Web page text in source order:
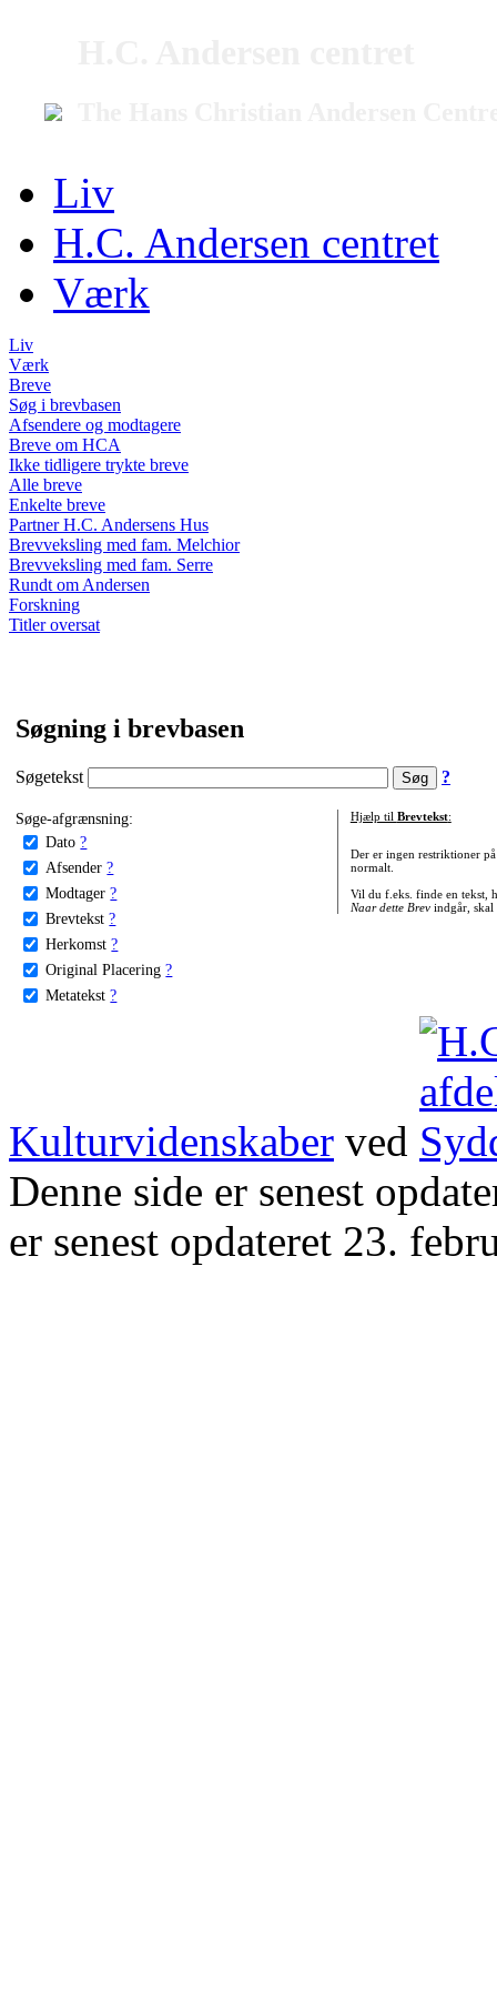
Liv
H.C. Andersen centret
Værk
Liv
Værk
Breve
Søg i brevbasen
Afsendere og modtagere
Breve om HCA
Ikke tidligere trykte breve
Alle breve
Enkelte breve
Partner H.C. Andersens Hus
Brevveksling med fam. Melchior
Brevveksling med fam. Serre
Rundt om Andersen
Forskning
Titler oversat
Søgning i brevbasen
Søgetekst ?
Søge-afgrænsning:
Dato ?
Afsender ?
Modtager ?
Brevtekst ?
Herkomst ?
Original Placering ?
Metatekst ?
Hjælp til Brevtekst:
Der er ingen restriktioner
normalt.
Vil du f.eks. finde en tekst,
Naar dette Brevindgår, skal
Kulturvidenskaber ved
Denne side er senest
er senest opdateret 23.